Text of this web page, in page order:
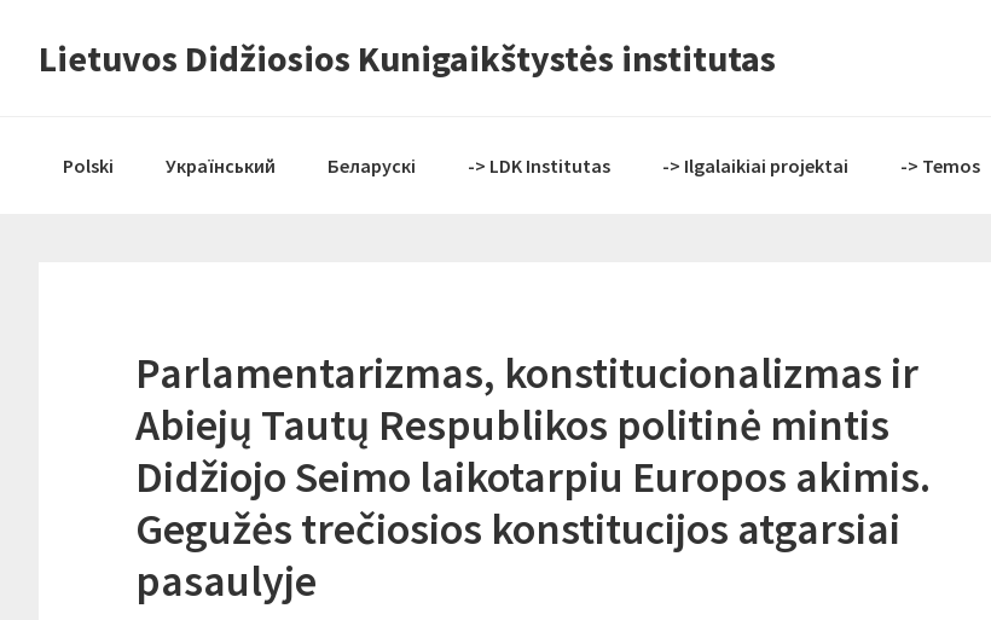
Lietuvos Didžiosios Kunigaikštystės institutas
Polski Український Беларускі -> LDK Institutas -> Ilgalaikiai projektai -> Temos
Parlamentarizmas, konstitucionalizmas ir
Abiejų Tautų Respublikos politinė mintis
Didžiojo Seimo laikotarpiu Europos akimis.
Gegužės trečiosios konstitucijos atgarsiai
pasaulyje